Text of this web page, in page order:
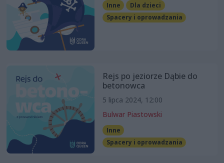
Inne
Dla dzieci
Spacery i oprowadzania
Rejs po jeziorze Dąbie do
betonowca
5 lipca 2024, 12:00
Bulwar Piastowski
Inne
Spacery i oprowadzania